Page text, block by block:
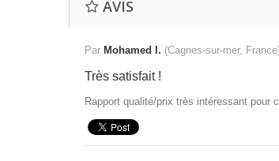
AVIS
Par Mohamed I. (Cagnes-sur-mer,
Très satisfait !
Rapport qualité/prix très intéressant